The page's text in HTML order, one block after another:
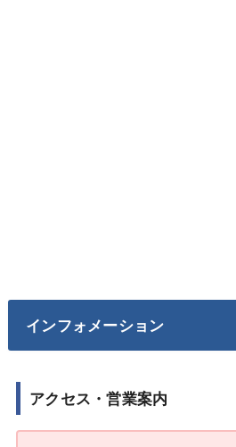
インフォメーション
アクセス・営業案内